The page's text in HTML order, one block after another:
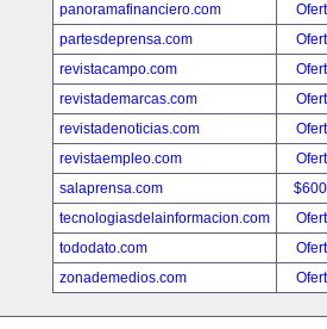
panoramafinanciero.com
partesdeprensa.com
revistacampo.com
revistademarcas.com
revistadenoticias.com
revistaempleo.com
salaprensa.com
tecnologiasdelainformacion.com
tododato.com
zonademedios.com